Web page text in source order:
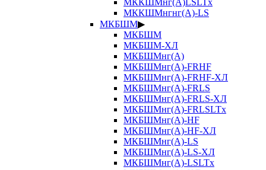
МККШМнг(А)LSLTx
МККШМнгнг(А)-LS
МКБШМ▶
МКБШМ
МКБШМ-ХЛ
МКБШМнг(А)
МКБШМнг(А)-FRHF
МКБШМнг(А)-FRHF-ХЛ
МКБШМнг(А)-FRLS
МКБШМнг(А)-FRLS-ХЛ
МКБШМнг(А)-FRLSLTx
МКБШМнг(А)-HF
МКБШМнг(А)-HF-ХЛ
МКБШМнг(А)-LS
МКБШМнг(А)-LS-ХЛ
МКБШМнг(А)-LSLTx